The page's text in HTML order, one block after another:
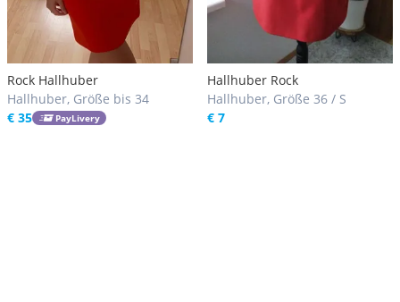
Rock Hallhuber
Hallhuber, Größe bis 34
€ 35
PayLivery
Hallhuber Rock
Hallhuber, Größe 36 / S
€ 7